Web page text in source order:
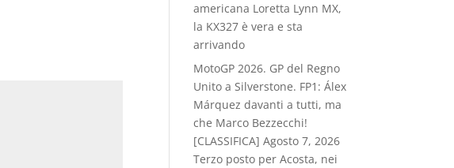
americana Loretta Lynn MX,
la KX327 è vera e sta
arrivando
MotoGP 2026. GP del Regno
Unito a Silverstone. FP1: Álex
Márquez davanti a tutti, ma
che Marco Bezzecchi!
[CLASSIFICA] Agosto 7, 2026
Terzo posto per Acosta, nei